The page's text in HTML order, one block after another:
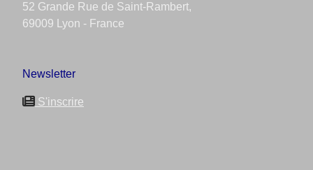
52 Grande Rue de Saint-Rambert,
69009 Lyon - France
Newsletter
S'inscrire